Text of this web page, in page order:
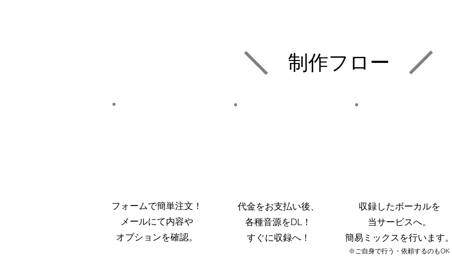
制作フロー
フォームで簡単注文！
​メールにて内容や
オプションを確認。
代金をお支払い後、
各種音源をDL！
​すぐに収録へ！
収録したボーカルを
当サービスへ。
簡易ミックスを行います
​※ご自身で行う・依頼するのもOK